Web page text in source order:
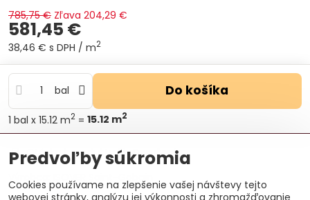
785,75 € Zľava 204,29 €
581,45 €
38,46 € s DPH / m2
bal Do košíka
1 bal x 15.12 m2 = 15.12 m2
Otázka k produktu
Doručenia
Výrobca:
ISOVER Saint-Gobain
Predvoľby súkromia
Cookies používame na zlepšenie vašej návštevy tejto
webovej stránky, analýzu jej výkonnosti a zhromažďovanie